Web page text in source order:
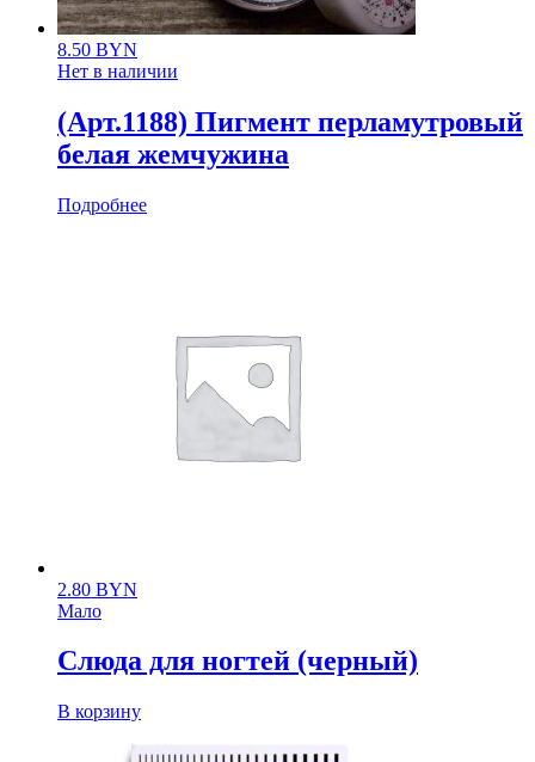
8.50 BYN
Нет в наличии
(Арт.1188) Пигмент перламутровый
белая жемчужина
Подробнее
2.80 BYN
Мало
Слюда для ногтей (черный)
В корзину